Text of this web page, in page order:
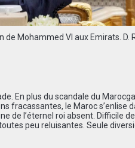
de Mohammed VI aux Emirats. D.
En plus du scandale du
fracassantes, le Maroc s’enlise
de l’éternel roi absent. Difficile
peu reluisantes. Seule